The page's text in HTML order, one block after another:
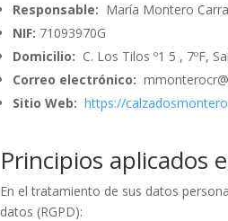
Responsable: María Montero
NIF: 71093970G
Domicilio: C. Los Tilos º1 5 , 7ºF,
Correo electrónico:
Sitio Web: https://
Principios aplicados
En el tratamiento de sus datos
datos (RGPD):